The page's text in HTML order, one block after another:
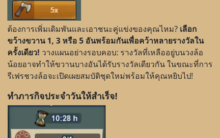
ต้องการเพิ่มเดิมพันและเอาชนะคู่แข่งของคุณไหม? เลือก
ขว้างขวาน 1, 3 หรือ 5 อันพร้อมกันเพื่อคว้าหลายรางวัลใน
ครั้งเดียว! วางแผนอย่างรอบคอบ: รางวัลที่เหลืออยู่บนวงล้อ
น้อยอาจทำให้ขวานบางอันได้รับรางวัลเดียวกัน ในขณะที่การ
รีเฟรชวงล้อจะเปิดเผยสมบัติชุดใหม่พร้อมให้คุณหยิบไป!
ทำภารกิจประจำวันให้สำเร็จ!